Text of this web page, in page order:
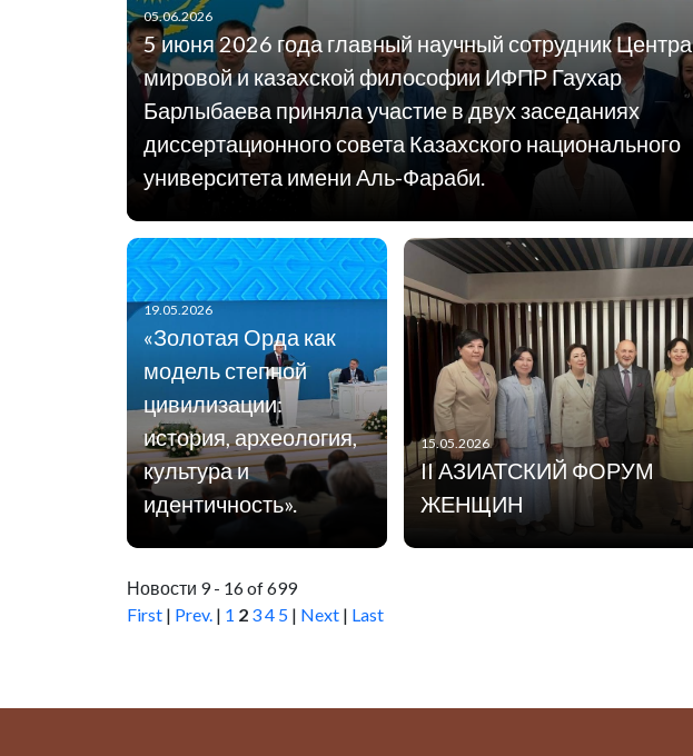
05.06.2026
5 июня 2026 года главный научный сотрудник Центра
мировой и казахской философии ИФПР Гаухар
Барлыбаева приняла участие в двух заседаниях
диссертационного совета Казахского национального
университета имени Аль-Фараби.
19.05.2026
«Золотая Орда как
модель степной
цивилизации:
история, археология,
культура и
идентичность».
15.05.2026
II АЗИАТСКИЙ ФОРУМ
ЖЕНЩИН
Новости 9 - 16 of 699
First | Prev. | 1 2 34 5 | Next | Last